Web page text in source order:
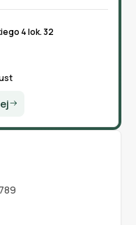
4 lok. 32